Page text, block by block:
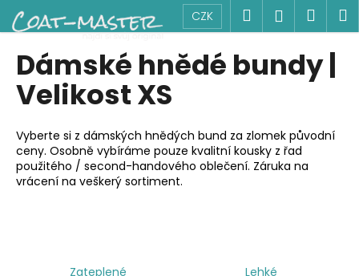
Přejít
na
obsah
CZK Hledat
Dámské hnědé bundy |
Velikost XS
Vyberte si z dámských hnědých bund za zlomek původní
ceny. Osobně vybíráme pouze kvalitní kousky z řad
použitého / second-handového oblečení. Záruka na
vrácení na veškerý sortiment.
Zateplené Lehké
o
C
o
p
o
t
ř